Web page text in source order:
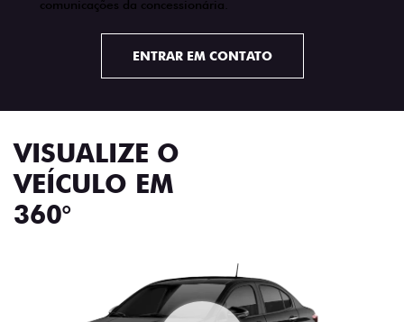
comunicações da concessionária.
ENTRAR EM CONTATO
VISUALIZE O
VEÍCULO EM
360°